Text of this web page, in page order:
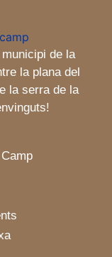
de la
la plana del
la serra de la